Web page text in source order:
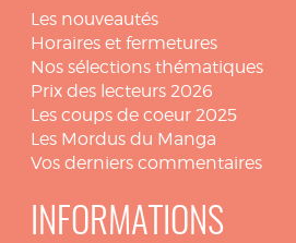
Les nouveautés
Horaires et fermetures
Nos sélections thématiques
Prix des lecteurs 2026
Les coups de coeur 2025
Les Mordus du Manga
Vos derniers commentaires
INFORMATIONS